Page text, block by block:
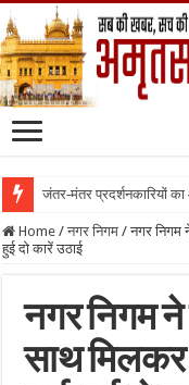
जंतर-मंतर प्रदर्शनकारियों
Home / नगर निगम / नगर निगम
हुई दो कारें उठाई
नगर निगम
साथ